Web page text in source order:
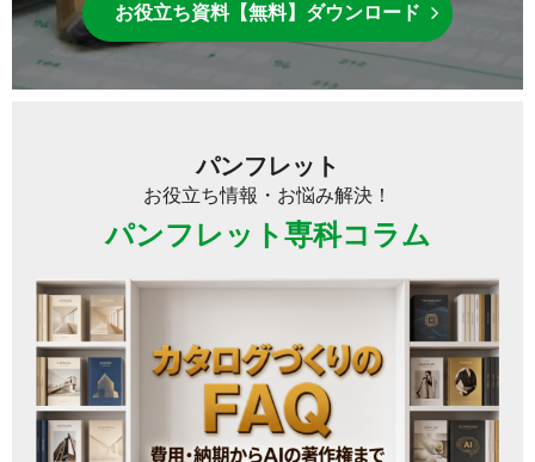
お役立ち資料【無料】ダウンロード
パンフレット
お役立ち情報・お悩み解決！
パンフレット専科コラム